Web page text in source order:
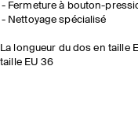
Fermeture à bouton-
Nettoyage spécialisé
La longueur du dos en taille
taille EU 36